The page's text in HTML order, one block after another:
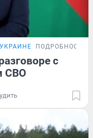
ПОДРОБНОСТИ
с
СВО